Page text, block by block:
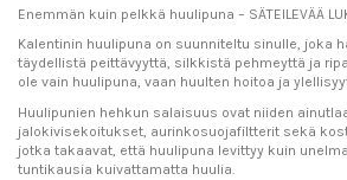
Enemmän kuin pelkkä huulipuna – SÄTEILEVÄÄ
Kalentinin huulipuna on suunniteltu sinulle, joka
täydellistä peittävyyttä, silkkistä pehmeyttä ja
ole vain huulipuna, vaan huulten hoitoa ja
Huulipunien hehkun salaisuus ovat niiden
jalokivisekoitukset, aurinkosuojafiltterit sekä
jotka takaavat, että huulipuna levittyy kuin
tuntikausia kuivattamatta huulia.